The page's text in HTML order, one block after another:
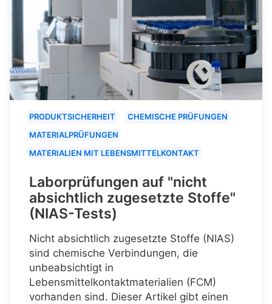
PRODUKTSICHERHEIT
CHEMISCHE PRÜFUNGEN
MATERIALPRÜFUNGEN
MATERIALIEN MIT LEBENSMITTELKONTAKT
Laborprüfungen auf "nicht
absichtlich zugesetzte Stoffe"
(NIAS-Tests)
Nicht absichtlich zugesetzte Stoffe (NIAS)
sind chemische Verbindungen, die
unbeabsichtigt in
Lebensmittelkontaktmaterialien (FCM)
vorhanden sind. Dieser Artikel gibt einen